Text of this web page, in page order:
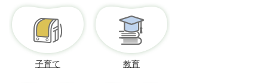
子育て 教育